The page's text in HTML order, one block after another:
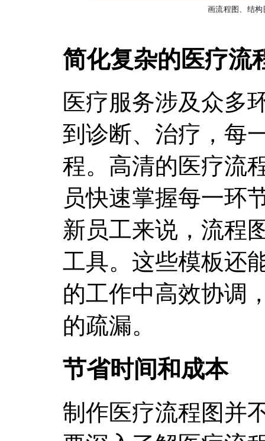
简化复杂的医疗流
医疗服务涉及众多
到诊断、治疗，每
程。高清的医疗流
员快速掌握每一环
新员工来说，流程
工具。这些模板还
的工作中高效协调
的疏漏。
节省时间和成本
制作医疗流程图并